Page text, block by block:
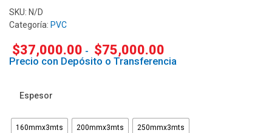
SKU: N/D
Categoría: PVC
$37,000.00 - $75,000.00
Precio con Depósito o Transferencia
Espesor
160mmx3mts 200mmx3mts 250mmx3mts